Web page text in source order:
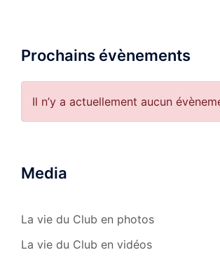
Prochains évènements
Il n’y a actuellement aucun
Media
La vie du Club en photos
La vie du Club en vidéos